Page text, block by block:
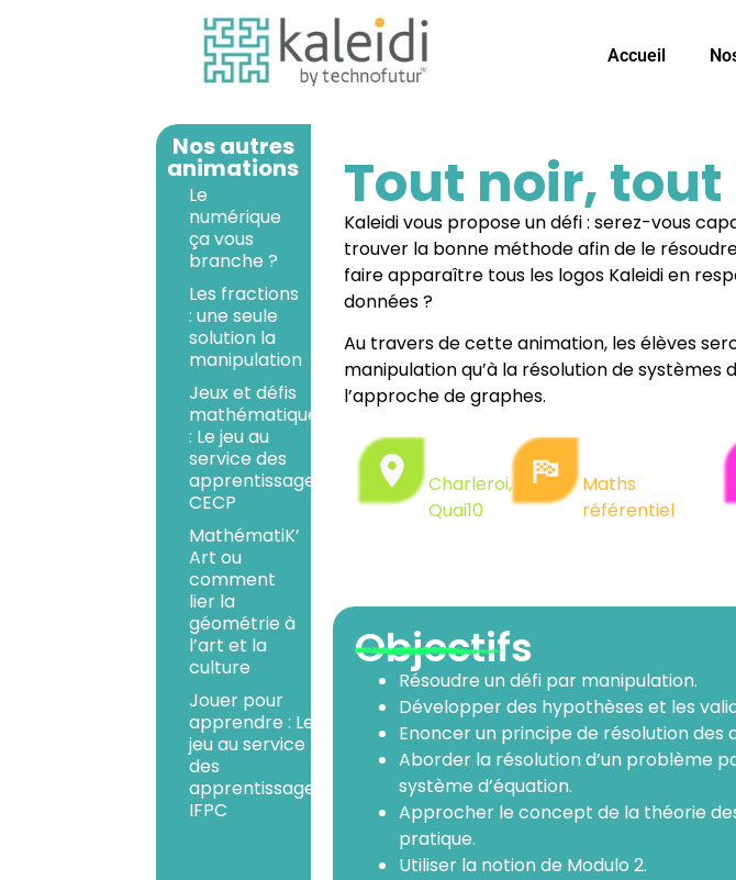
Accueil
Nos autres
animations
Le
numérique
ça vous
branche ?
Les fractions
: une seule
solution la
manipulation
Jeux et défis
mathématiques
: Le jeu au
service des
apprentissages
CECP
MathématiK’
Art ou
comment
lier la
géométrie à
l’art et la
culture
Jouer pour
apprendre : Le
jeu au service
des
apprentissages
IFPC
Tout noir,
Kaleidi vous propose un défi : serez-vous
trouver la bonne méthode afin de le
faire apparaître tous les logos Kaleidi en
données ?
Au travers de cette animation, les élèves
manipulation qu’à la résolution de systèmes
l’approche de graphes.
Charleroi,
Quai10
Maths
référentiel
Objectifs
Résoudre un défi par manipulation.
Développer des hypothèses et les
Enoncer un principe de résolution des
Aborder la résolution d’un problème
système d’équation.
Approcher le concept de la théorie
pratique.
Utiliser la notion de Modulo 2.